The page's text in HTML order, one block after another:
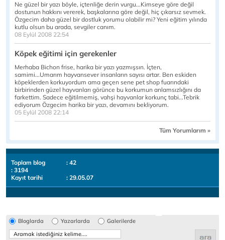
Ne güzel bir yazı böyle, içtenliğe derin vurgu...Kimseye göre değil
dostunun hakkını vererek, başkalarına göre değil, hiç çıkarsız sevmek.
Özgecim daha güzel bir dostluk yorumu olabilir mi? Yeni eğitim yılında
kutlu olsun bu arada, sevgiler canım.
08 Eylül 2008 22:54
Köpek eğitimi için gerekenler
Merhaba Bichon frise, harika bir yazı yazmışsın. İçten,
samimi...Umarım hayvansever insanların sayısı artar. Ben eskiden
köpeklerden korkuyordum ama geçen sene pet shop fuarındaki
birbirinden güzel hayvanları görünce bu korkumun anlamsızlığını da
farkettim. Sadece eğitilmemiş, vahşi hayvanlar korkunç tabi...Tebrik
ediyorum Özgecim harika bir yazı, devamını bekliyorum.
05 Eylül 2008 22:14
Tüm Yorumlarım »
Toplam blog
: 42
: 3194
Kayıt tarihi
: 29.05.07
Bloglarda Yazarlarda Galerilerde